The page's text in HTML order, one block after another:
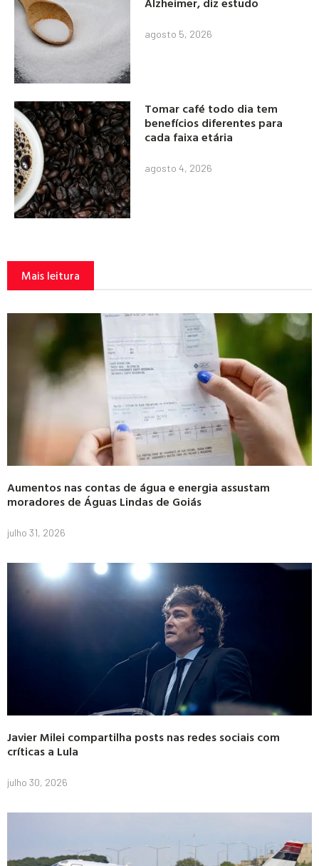
agosto 5, 2026
Tomar café todo dia tem
benefícios diferentes para
cada faixa etária
agosto 4, 2026
Mais leitura
Aumentos nas contas de água e energia assustam
moradores de Águas Lindas de Goiás
julho 31, 2026
Javier Milei compartilha posts nas redes sociais com
críticas a Lula
julho 30, 2026